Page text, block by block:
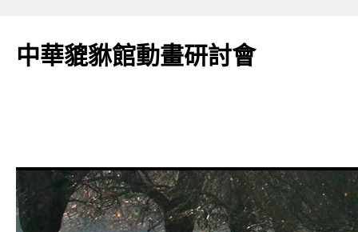
主
中華貔貅館動畫研討會